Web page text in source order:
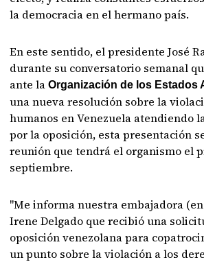
la democracia en el hermano país.
En este sentido, el presidente José
durante su conversatorio semanal
ante laOrganización de los Estados
una nueva resolución sobre la
humanos en Venezuela atendiendo
por la oposición, esta presentación
reunión que tendrá el organismo el
septiembre.
"Me informa nuestra embajadora
Irene Delgado que recibió una
oposición venezolana para
un punto sobre la violación a los